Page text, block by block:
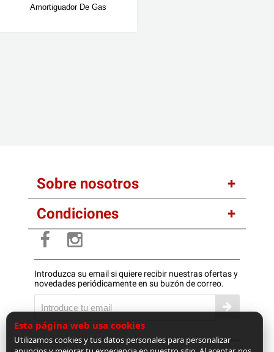
Amortiguador De Gas
Sobre nosotros
Condiciones
Introduzca su email si quiere recibir nuestras ofertas y
novedades periódicamente en su buzón de correo.
Esta página web usa cookies
Utilizamos cookies y tus datos personales para personalizar